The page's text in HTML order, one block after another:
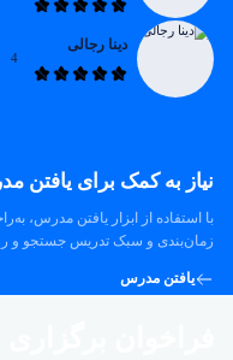
دینا رجالی
4
نیاز به کمک برای یافتن
با استفاده از ابزار یافتن
زمان‌بندی و سبک تدریس جستجو و
یافتن مدرس